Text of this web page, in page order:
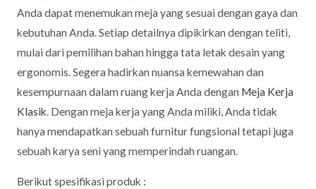
Anda dapat menemukan meja yang sesuai dengan gaya dan
kebutuhan Anda. Setiap detailnya dipikirkan dengan teliti,
mulai dari pemilihan bahan hingga tata letak desain yang
ergonomis. Segera hadirkan nuansa kemewahan dan
kesempurnaan dalam ruang kerja Anda dengan Meja Kerja
Klasik. Dengan meja kerja yang Anda miliki, Anda tidak
hanya mendapatkan sebuah furnitur fungsional tetapi juga
sebuah karya seni yang memperindah ruangan.
Berikut spesifikasi produk :